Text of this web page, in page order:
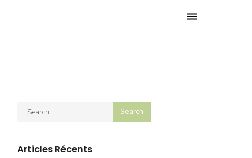
Toggle
Articles Récents